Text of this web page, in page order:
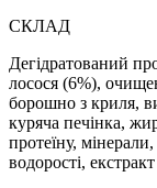
СКЛАД
Дегідратований
лосося (6%),
борошно з криля,
куряча печінка,
протеїну,
водорості,